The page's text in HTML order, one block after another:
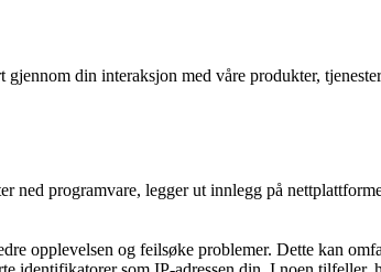
din interaksjon med våre produkter,
programvare, legger ut innlegg på
opplevelsen og feilsøke problemer. Dette kan